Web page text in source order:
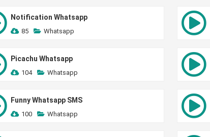
Notification Whatsapp
85 Whatsapp
Picachu Whatsapp
104 Whatsapp
Funny Whatsapp SMS
100 Whatsapp